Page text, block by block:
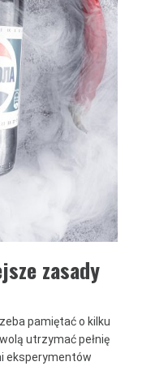
zasady
pamiętać o kilku
utrzymać pełnię
eksperymentów